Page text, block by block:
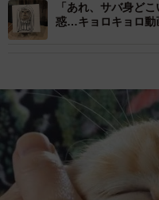
「あれ、サバ身ど
惑…キョロキョロ動